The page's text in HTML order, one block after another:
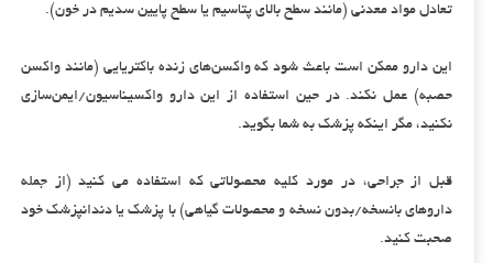
تعادل مواد معدنی (مانند سطح بالای پتاسیم یا سطح پایین سدیم در خون).
این دارو ممکن است باعث شود که واکسن‌های زنده باکتریایی (مانند واکسن
حصبه) عمل نکند. در حین استفاده از این دارو واکسیناسیون/ایمن‌سازی
نکنید، مگر اینکه پزشک به شما بگوید.
قبل از جراحی، در مورد کلیه محصولاتی که استفاده می کنید (از جمله
داروهای بانسخه/بدون نسخه و محصولات گیاهی) با پزشک یا دندانپزشک خود
صحبت کنید.